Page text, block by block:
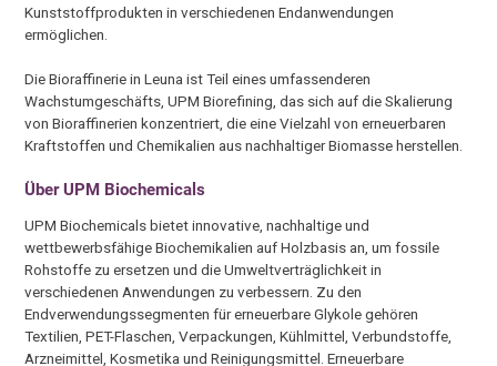
Kunststoffprodukten in verschiedenen Endanwendungen
ermöglichen.
Die Bioraffinerie in Leuna ist Teil eines umfassenderen
Wachstumgeschäfts, UPM Biorefining, das sich auf die Skalierung
von Bioraffinerien konzentriert, die eine Vielzahl von erneuerbaren
Kraftstoffen und Chemikalien aus nachhaltiger Biomasse herstellen.
ÜberUPM Biochemicals
UPM Biochemicals bietet innovative, nachhaltige und
wettbewerbsfähige Biochemikalien auf Holzbasis an, um fossile
Rohstoffe zu ersetzen und die Umweltverträglichkeit in
verschiedenen Anwendungen zu verbessern. Zu den
Endverwendungssegmenten für erneuerbare Glykole gehören
Textilien, PET-Flaschen, Verpackungen, Kühlmittel, Verbundstoffe,
Arzneimittel, Kosmetika und Reinigungsmittel. Erneuerbare